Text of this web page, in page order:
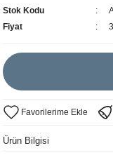
Stok Kodu
Fiyat
Ürün Bilgisi